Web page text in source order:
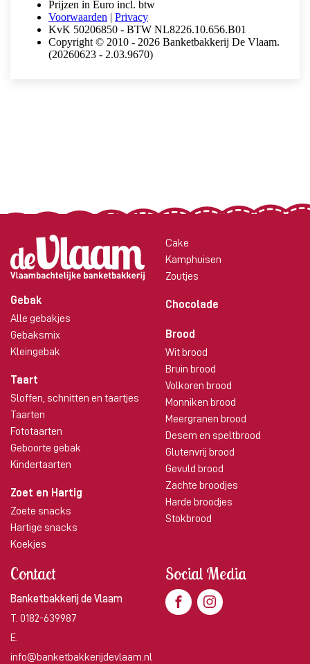
Gebak
Alle gebakjes
Gebaksmix
Kleingebak
Taart
Sloffen, schnitten en taartjes
Taarten
Fototaarten
Geboorte gebak
Kindertaarten
Zoet en Hartig
Zoete snacks
Hartige snacks
Koekjes
Cake
Kamphuisen
Zoutjes
Chocolade
Brood
Wit brood
Bruin brood
Volkoren brood
Monniken brood
Meergranen brood
Desem en speltbrood
Glutenvrij brood
Gevuld brood
Zachte broodjes
Harde broodjes
Stokbrood
Contact
Banketbakkerij de Vlaam
T. 0182-639987
E.
info@banketbakkerijdevlaam.nl
Social Media